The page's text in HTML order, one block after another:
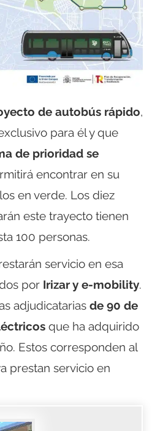
de autobús rápido,
para él y que
de prioridad se
encontrar en su
en verde. Los diez
este trayecto tienen
100 personas.
servicio en esa
por Irizar y e-mobility.
adjudicatarias de 90 de
que ha adquirido
Estos corresponden al
prestan servicio en